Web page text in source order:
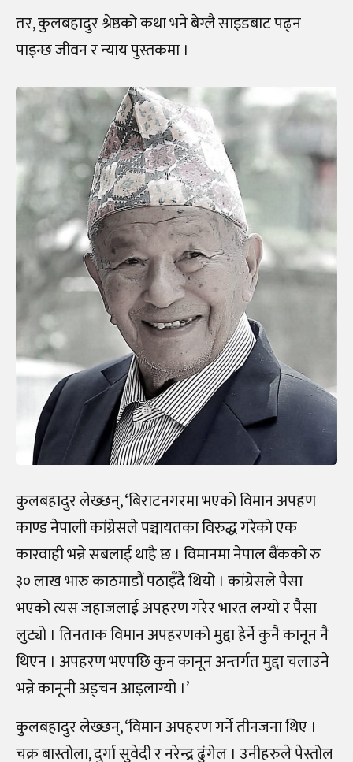
तर, कुलबहादुर श्रेष्ठको कथा भने बेग्लै साइडबाट पढ्न
पाइन्छ जीवन र न्याय पुस्तकमा ।
कुलबहादुर लेख्छन्, ‘बिराटनगरमा भएको विमान अपहण
काण्ड नेपाली कांग्रेसले पञ्चायतका विरुद्ध गरेको एक
कारवाही भन्ने सबलाई थाहै छ । विमानमा नेपाल बैंकको रु
३० लाख भारु काठमाडौं पठाइँदै थियो । कांग्रेसले पैसा
भएको त्यस जहाजलाई अपहरण गरेर भारत लग्यो र पैसा
लुट्यो । तिनताक विमान अपहरणको मुद्दा हेर्ने कुनै कानून नै
थिएन । अपहरण भएपछि कुन कानून अन्तर्गत मुद्दा चलाउने
भन्ने कानूनी अड्चन आइलाग्यो ।’
कुलबहादुर लेख्छन्, ‘विमान अपहरण गर्ने तीनजना थिए ।
चक्र बास्तोला, दुर्गा सुवेदी र नरेन्द्र ढुंगेल । उनीहरुले पेस्तोल